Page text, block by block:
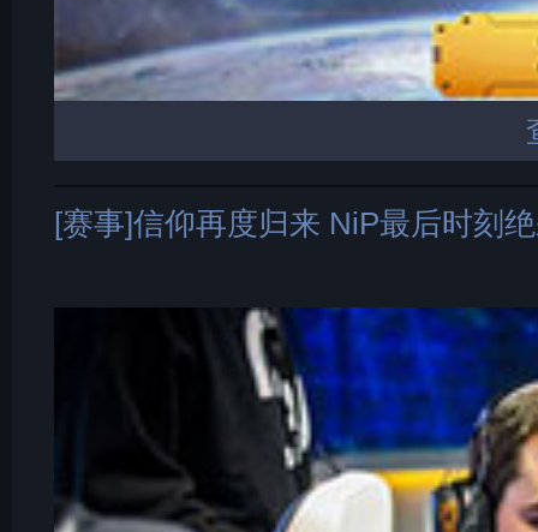
[赛事]信仰再度归来 NiP最后时刻